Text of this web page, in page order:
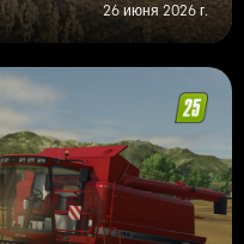
26 июня 2026 г.